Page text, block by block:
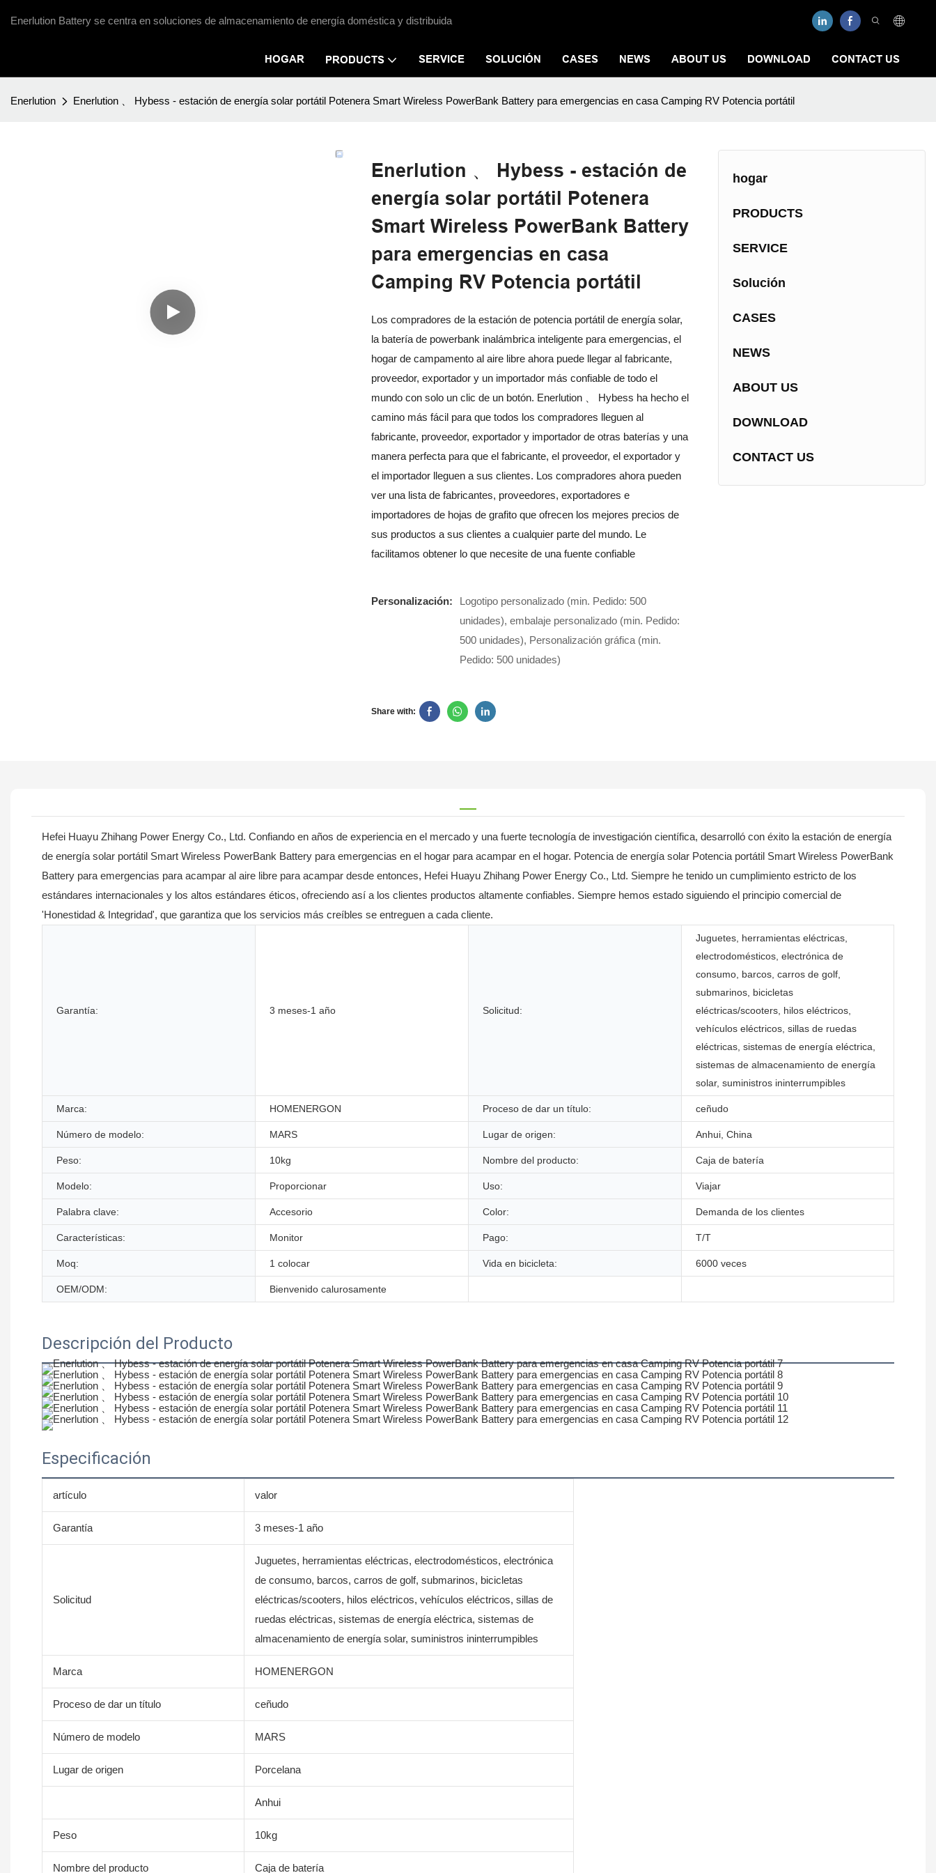
Enerlution Battery se centra en soluciones de almacenamiento de energía doméstica y distribuida
HOGAR PRODUCTS SERVICE SOLUCIÓN CASES NEWS ABOUT US DOWNLOAD CONTACT US
Enerlution Enerlution 、 Hybess - estación de energía solar portátil Potenera Smart Wireless PowerBank Battery para emergencias en casa Camping RV Potencia portátil
Enerlution 、 Hybess - estación de
energía solar portátil Potenera
Smart Wireless PowerBank Battery
para emergencias en casa
Camping RV Potencia portátil
Los compradores de la estación de potencia portátil de energía solar,
la batería de powerbank inalámbrica inteligente para emergencias, el
hogar de campamento al aire libre ahora puede llegar al fabricante,
proveedor, exportador y un importador más confiable de todo el
mundo con solo un clic de un botón. Enerlution 、 Hybess ha hecho el
camino más fácil para que todos los compradores lleguen al
fabricante, proveedor, exportador y importador de otras baterías y una
manera perfecta para que el fabricante, el proveedor, el exportador y
el importador lleguen a sus clientes. Los compradores ahora pueden
ver una lista de fabricantes, proveedores, exportadores e
importadores de hojas de grafito que ofrecen los mejores precios de
sus productos a sus clientes a cualquier parte del mundo. Le
facilitamos obtener lo que necesite de una fuente confiable
Personalización:
Logotipo personalizado (min. Pedido: 500
unidades), embalaje personalizado (min. Pedido:
500 unidades), Personalización gráfica (min.
Pedido: 500 unidades)
Share with:
hogar
PRODUCTS
SERVICE
Solución
CASES
NEWS
ABOUT US
DOWNLOAD
CONTACT US
Hefei Huayu Zhihang Power Energy Co., Ltd. Confiando en años de experiencia en el mercado y una fuerte tecnología de investigación científica, desarrolló con éxito la estación de energía
de energía solar portátil Smart Wireless PowerBank Battery para emergencias en el hogar para acampar en el hogar. Potencia de energía solar Potencia portátil Smart Wireless PowerBank
Battery para emergencias para acampar al aire libre para acampar desde entonces, Hefei Huayu Zhihang Power Energy Co., Ltd. Siempre he tenido un cumplimiento estricto de los
estándares internacionales y los altos estándares éticos, ofreciendo así a los clientes productos altamente confiables. Siempre hemos estado siguiendo el principio comercial de
'Honestidad & Integridad', que garantiza que los servicios más creíbles se entreguen a cada cliente.
Garantía: 3 meses-1 año Solicitud:
Juguetes, herramientas eléctricas,
electrodomésticos, electrónica de
consumo, barcos, carros de golf,
submarinos, bicicletas
eléctricas/scooters, hilos eléctricos,
vehículos eléctricos, sillas de ruedas
eléctricas, sistemas de energía eléctrica,
sistemas de almacenamiento de energía
solar, suministros ininterrumpibles
Marca: HOMENERGON Proceso de dar un título: ceñudo
Número de modelo: MARS Lugar de origen: Anhui, China
Peso: 10kg Nombre del producto: Caja de batería
Modelo: Proporcionar Uso: Viajar
Palabra clave: Accesorio Color: Demanda de los clientes
Características: Monitor Pago: T/T
Moq: 1 colocar Vida en bicicleta: 6000 veces
OEM/ODM: Bienvenido calurosamente
Descripción del Producto
Especificación
artículo valor
Garantía 3 meses-1 año
Solicitud
Juguetes, herramientas eléctricas, electrodomésticos, electrónica
de consumo, barcos, carros de golf, submarinos, bicicletas
eléctricas/scooters, hilos eléctricos, vehículos eléctricos, sillas de
ruedas eléctricas, sistemas de energía eléctrica, sistemas de
almacenamiento de energía solar, suministros ininterrumpibles
Marca HOMENERGON
Proceso de dar un título ceñudo
Número de modelo MARS
Lugar de origen Porcelana
Anhui
Peso 10kg
Nombre del producto Caja de batería